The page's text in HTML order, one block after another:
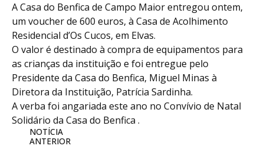
A Casa do Benfica de Campo Maior entregou ontem,
um voucher de 600 euros, à Casa de Acolhimento
Residencial d’Os Cucos, em Elvas.
O valor é destinado à compra de equipamentos para
as crianças da instituição e foi entregue pelo
Presidente da Casa do Benfica, Miguel Minas à
Diretora da Instituição, Patrícia Sardinha.
A verba foi angariada este ano no Convívio de Natal
Solidário da Casa do Benfica .
NOTÍCIA
ANTERIOR